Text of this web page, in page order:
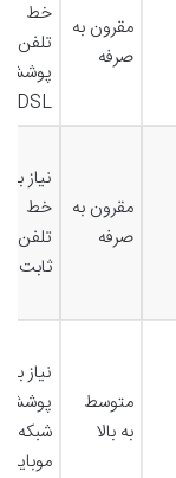
مقرون به
صرفه
خط
تلفن و
پوشش
VDSL
مقرون به
صرفه
نیاز به
خط
تلفن
ثابت
متوسط
به بالا
نیاز به
پوشش
شبکه
موبایل